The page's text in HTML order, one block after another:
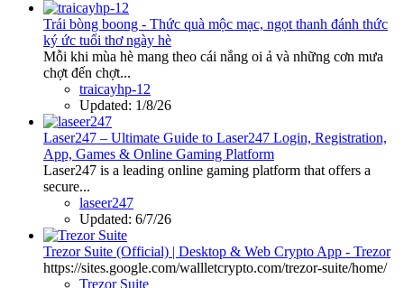
Trái bòng boong - Thức quà mộc mạc, ngọt thanh đánh thức
ký ức tuổi thơ ngày hè
Mỗi khi mùa hè mang theo cái nắng oi ả và những cơn mưa
chợt đến chợt...
traicayhp-12
Updated: 1/8/26
Laser247 – Ultimate Guide to Laser247 Login, Registration,
App, Games & Online Gaming Platform
Laser247 is a leading online gaming platform that offers a
secure...
laseer247
Updated: 6/7/26
Trezor Suite (Official) | Desktop & Web Crypto App - Trezor
https://sites.google.com/wallletcrypto.com/trezor-suite/home/
Trezor Suite